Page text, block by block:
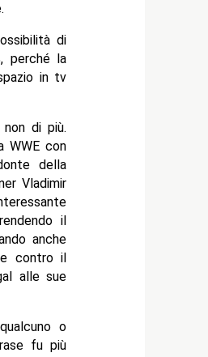
di
perché la
in tv
di più.
WWE con
della
Vladimir
il
anche
contro il
alle sue
o
fu più